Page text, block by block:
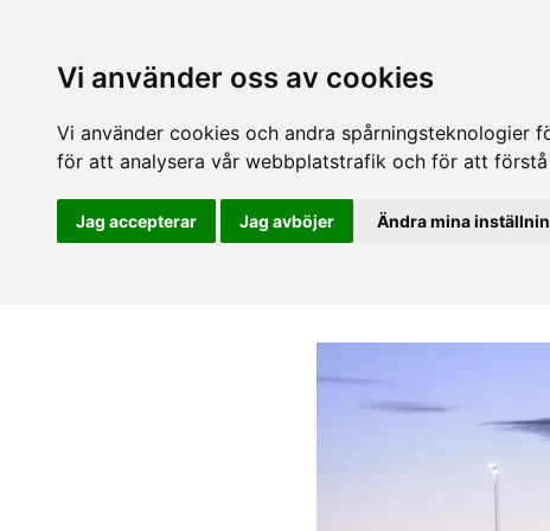
Vi använder oss av cookies
Vi använder cookies och andra
för att analysera vår webbplatstrafik och för att
Jag accepterar Jag avböjer Ändra mina